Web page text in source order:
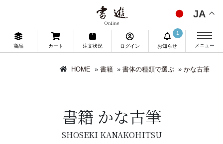
JA
商品 カート 注文状況 ログイン お知らせ
1
メニュー
HOME » 書籍 » 書体の種類で選ぶ » かな古筆
書籍 かな古筆
SHOSEKI KANAKOHITSU